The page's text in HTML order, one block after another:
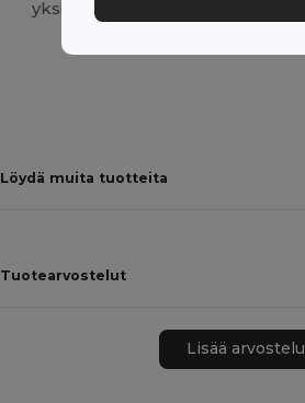
yksilöllisen kosketuksen.
Löydä muita tuotteita
Tuotearvostelut
Lisää arvostelu